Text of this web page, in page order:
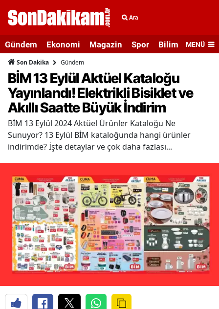
Ara
Gündem Ekonomi Magazin Spor Bilim veMENÜ
Son Dakika Gündem
BİM 13 Eylül Aktüel Kataloğu
Yayınlandı! Elektrikli Bisiklet ve
Akıllı Saatte Büyük İndirim
BİM 13 Eylül 2024 Aktüel Ürünler Kataloğu Ne
Sunuyor? 13 Eylül BİM kataloğunda hangi ürünler
indirimde? İşte detaylar ve çok daha fazlası...